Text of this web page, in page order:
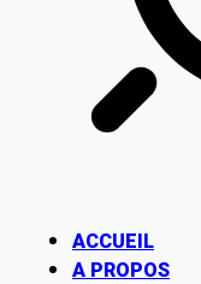
ACCUEIL
A PROPOS